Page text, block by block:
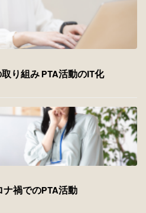
り組み PTA活動のIT化
禍でのPTA活動